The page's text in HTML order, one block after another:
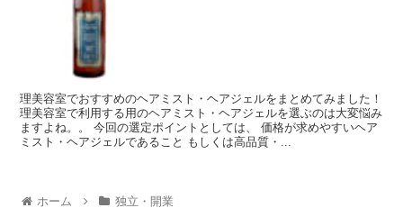
理美容室でおすすめのヘアミスト・ヘアジェルをまとめてみました！
理美容室で利用する用のヘアミスト・ヘアジェルを選ぶのは大変悩み
ますよね。。 今回の選定ポイントとしては、 価格が求めやすいヘア
ミスト・ヘアジェルであること もしくは高品質・...
ホーム 独立・開業